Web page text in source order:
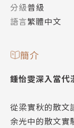
分級普級
語言繁體中文
簡介
鍾怡雯深入當代
從梁實秋的散文
余光中的散文實